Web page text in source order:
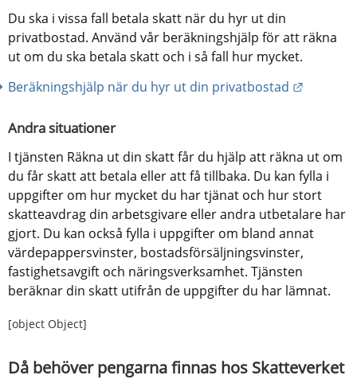
Du ska i vissa fall betala skatt när du hyr ut din
privatbostad. Använd vår beräkningshjälp för att räkna
ut om du ska betala skatt och i så fall hur mycket.
Beräkningshjälp när du hyr ut din privatbostad
Andra situationer
I tjänsten Räkna ut din skatt får du hjälp att räkna ut om
du får skatt att betala eller att få tillbaka. Du kan fylla i
uppgifter om hur mycket du har tjänat och hur stort
skatteavdrag din arbetsgivare eller andra utbetalare har
gjort. Du kan också fylla i uppgifter om bland annat
värdepappersvinster, bostadsförsäljningsvinster,
fastighetsavgift och näringsverksamhet. Tjänsten
beräknar din skatt utifrån de uppgifter du har lämnat.
[object Object]
Då behöver pengarna finnas hos Skatteverket